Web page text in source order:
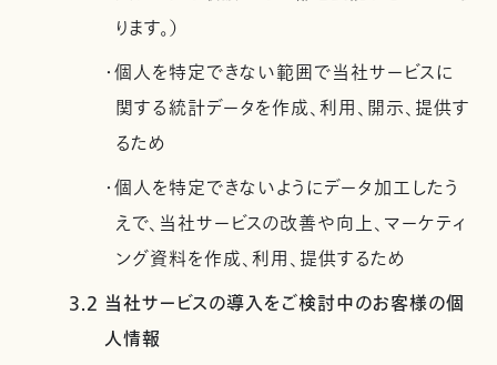
ります。）
・個人を特定できない範囲で当社サービスに
関する統計データを作成、利用、開示、提供す
るため
・個人を特定できないようにデータ加工したう
えで、当社サービスの改善や向上、マーケティ
ング資料を作成、利用、提供するため
3.2 当社サービスの導入をご検討中のお客様の個
人情報